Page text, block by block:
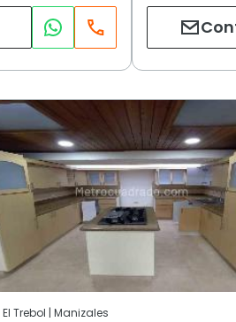
El Trebol | Manizales